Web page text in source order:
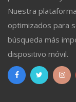
Nuestra
optimizados para
búsqueda más
dispositivo móvil.